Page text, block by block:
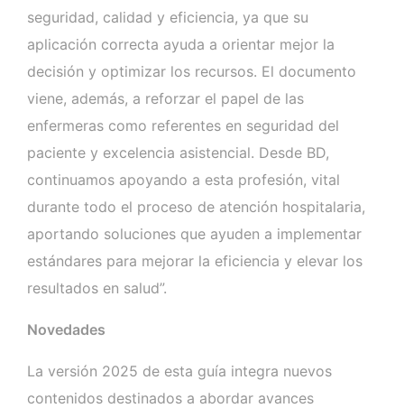
seguridad, calidad y eficiencia, ya que su
aplicación correcta ayuda a orientar mejor la
decisión y optimizar los recursos. El documento
viene, además, a reforzar el papel de las
enfermeras como referentes en seguridad del
paciente y excelencia asistencial. Desde BD,
continuamos apoyando a esta profesión, vital
durante todo el proceso de atención hospitalaria,
aportando soluciones que ayuden a implementar
estándares para mejorar la eficiencia y elevar los
resultados en salud”.
Novedades
La versión 2025 de esta guía integra nuevos
contenidos destinados a abordar avances